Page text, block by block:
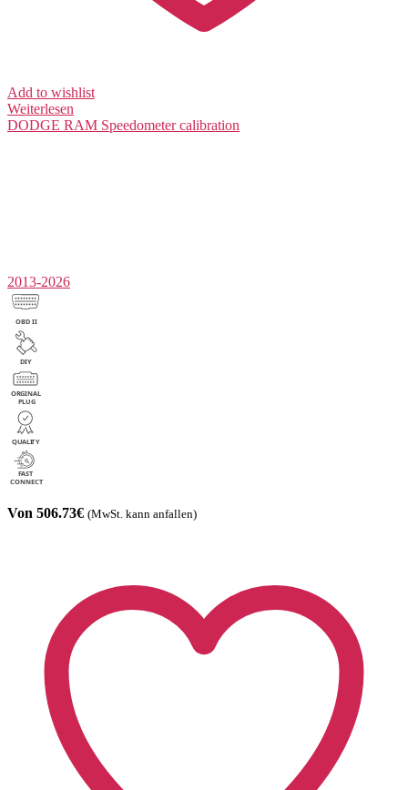
Add to wishlist
Weiterlesen
DODGE RAM Speedometer calibration
2013-2026
Von 506.73€ (MwSt. kann anfallen)